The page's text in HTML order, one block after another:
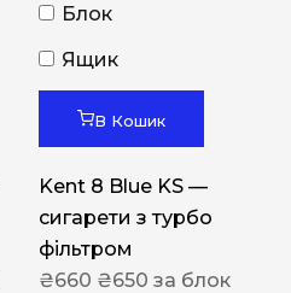
Блок
Ящик
В Кошик
Kent 8 Blue KS —
сигарети з турбо
фільтром
₴660 ₴650 за блок